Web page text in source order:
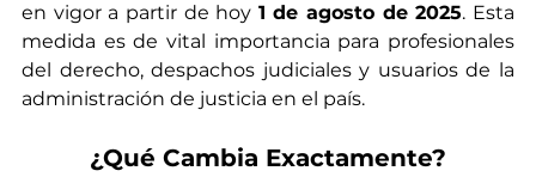
en vigor a partir de hoy 1 de agosto de 2025. Esta
medida es de vital importancia para profesionales
del derecho, despachos judiciales y usuarios de la
administración de justicia en el país.
¿Qué Cambia Exactamente?